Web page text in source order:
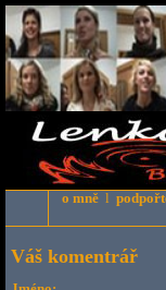
o mně l
Váš komentrář